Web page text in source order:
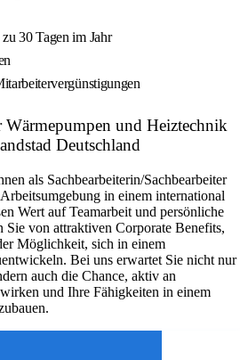
30 Tagen im Jahr
und Heiztechnik
Deutschland
als Sachbearbeiterin/Sachbearbeiter
in einem international
Wert auf Teamarbeit und persönliche
von attraktiven Corporate Benefits,
Möglichkeit, sich in einem
Bei uns erwartet Sie nicht nur
auch die Chance, aktiv an
und Ihre Fähigkeiten in einem